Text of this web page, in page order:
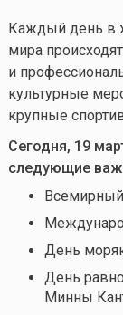
Каждый день в
мира
и
культурные
крупные
Сегодня, 19
следующие
День
День
Минны